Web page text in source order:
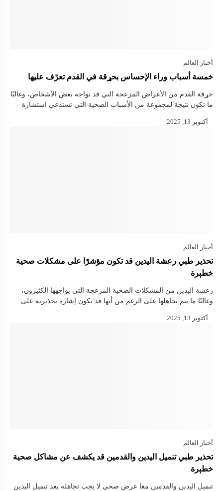
خمسة أسباب وراء الإحساس بحړقة في القدم تعرّف عليها
حړقة القدم من الأعراض المزعجة التي قد تواجه بعض الأشخاص، وغالبًا
ما تكون نتيجة لمجموعة من الأسباب الصحية التي تستدعي استشارة
…
تحذير طبي رعشة اليدين قد تكون مؤشرًا على مشكلات صحية
خطېرة
رعشة اليدين من المشكلات الصحية المزعجة التي يواجهها الكثيرون،
وغالبًا ما يتم تجاهلها على الرغم من أنها قد تكون إشارة تحذيرية على
تحذير طبي تنميل اليدين والقدمين قد يكشف عن مشاكل صحية
خطېرة
تنميل اليدين والقدمين معا عرض صحي لا يجب تجاهله يعد تنميل اليدين